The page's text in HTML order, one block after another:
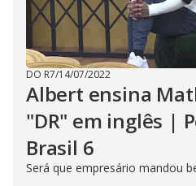
DO R7/14/07/2022
Albert ensina
"DR" em inglês |
Brasil 6
Será que empresário mandou